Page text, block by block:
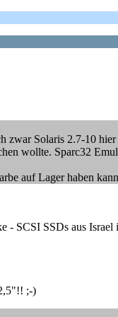
Solaris 2.7-10
wollte. Sparc32
auf Lager haben
SCSI SSDs aus
;-)